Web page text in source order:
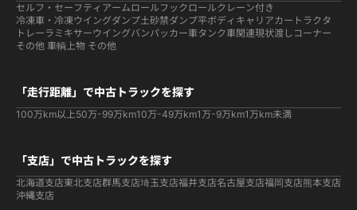
セルフ・セーフティ アームロールフックロールクレーン付き
冷凍車・冷凍ウイングダンプ土砂禁ダンプ平ボディ キャリアカー トラクタ
トレーラ ミキサーウイングバンパッカー車タンク車関連現状渡しコーナー
その他 車輌 上物 その他
「走行距離」で中古トラックを探す
100万km以上50万-99万km10万-49万km1万-9万km1万km未満
「支店」で中古トラックを探す
北海道支店東北支店群馬支店埼玉支店福井支店名古屋支店福岡支店熊本支店
沖縄支店